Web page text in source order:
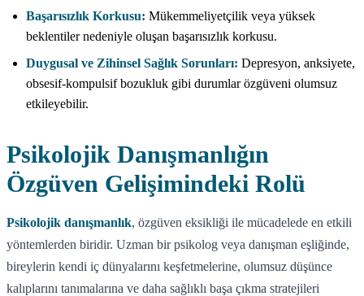
Başarısızlık Korkusu: Mükemmeliyetçilik veya yüksek
beklentiler nedeniyle oluşan başarısızlık korkusu.
Duygusal ve Zihinsel Sağlık Sorunları: Depresyon, anksiyete,
obsesif-kompulsif bozukluk gibi durumlar özgüveni olumsuz
etkileyebilir.
Psikolojik Danışmanlığın
Özgüven Gelişimindeki Rolü
Psikolojik danışmanlık, özgüven eksikliği ile mücadelede en etkili
yöntemlerden biridir. Uzman bir psikolog veya danışman eşliğinde,
bireylerin kendi iç dünyalarını keşfetmelerine, olumsuz düşünce
kalıplarını tanımalarına ve daha sağlıklı başa çıkma stratejileri